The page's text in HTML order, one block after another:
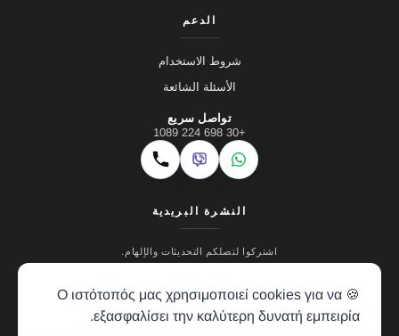
الدعم
شروط الاستخدام
الأسئلة الشائعة
تواصل سريع
+30 698 224 1089
WhatsApp
Viber اتصال
النشرة البريدية
اشتركوا لتصلكم التحديثات والإلهام.
🍪 Ο ιστότοπός μας χρησιμοποιεί cookies για να
εξασφαλίσει την καλύτερη δυνατή εμπειρία.